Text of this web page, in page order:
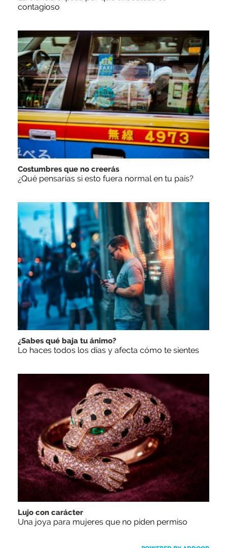
contagioso
Costumbres que no creerás
¿Qué pensarías si esto fuera normal en tu país?
¿Sabes qué baja tu ánimo?
Lo haces todos los días y afecta cómo te sientes
Lujo con carácter
Una joya para mujeres que no piden permiso